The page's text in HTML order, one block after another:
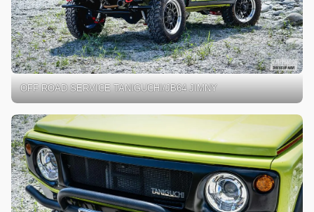
OFF ROAD SERVICE TANIGUCHI/JB64 JIMNY